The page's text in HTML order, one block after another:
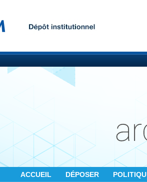
ACCUEIL DÉPOSER